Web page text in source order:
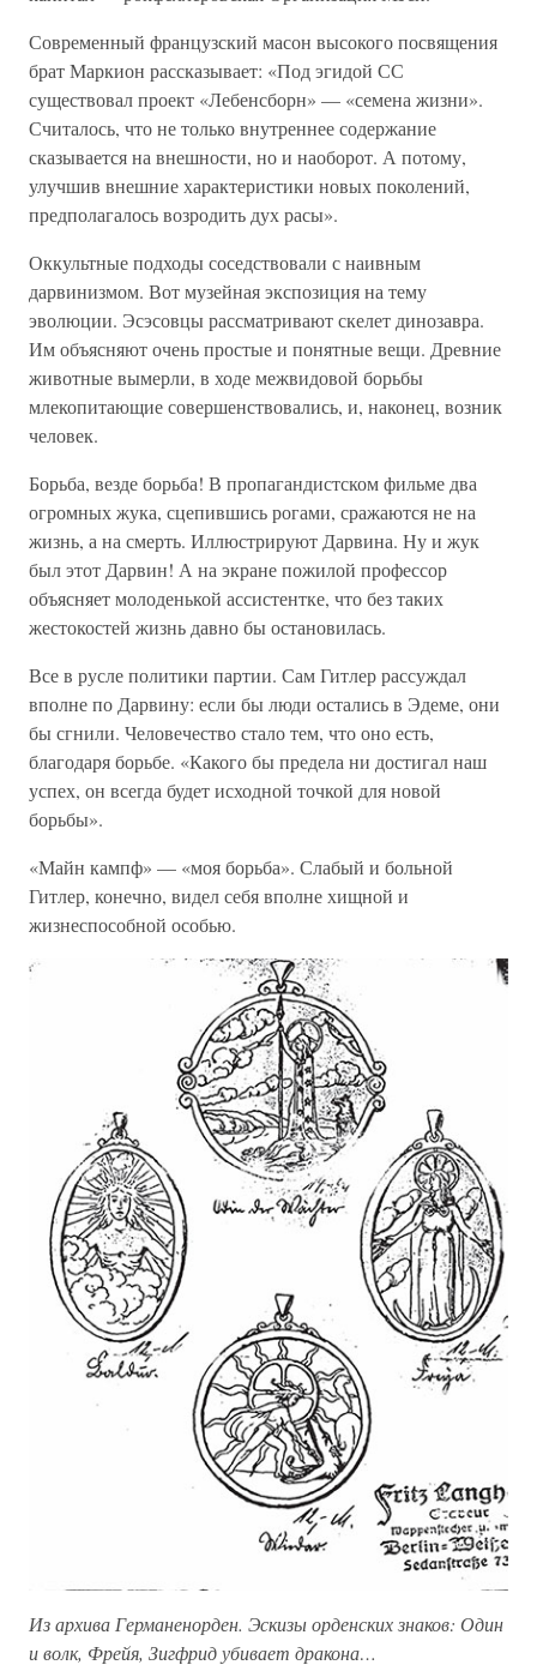
Современный французский масон высокого посвящения
брат Маркион рассказывает: «Под эгидой СС
существовал проект «Лебенсборн» — «семена жизни».
Считалось, что не только внутреннее содержание
сказывается на внешности, но и наоборот. А потому,
улучшив внешние характеристики новых поколений,
предполагалось возродить дух расы».
Оккультные подходы соседствовали с наивным
дарвинизмом. Вот музейная экспозиция на тему
эволюции. Эсэсовцы рассматривают скелет динозавра.
Им объясняют очень простые и понятные вещи. Древние
животные вымерли, в ходе межвидовой борьбы
млекопитающие совершенствовались, и, наконец, возник
человек.
Борьба, везде борьба! В пропагандистском фильме два
огромных жука, сцепившись рогами, сражаются не на
жизнь, а на смерть. Иллюстрируют Дарвина. Ну и жук
был этот Дарвин! А на экране пожилой профессор
объясняет молоденькой ассистентке, что без таких
жестокостей жизнь давно бы остановилась.
Все в русле политики партии. Сам Гитлер рассуждал
вполне по Дарвину: если бы люди остались в Эдеме, они
бы сгнили. Человечество стало тем, что оно есть,
благодаря борьбе. «Какого бы предела ни достигал наш
успех, он всегда будет исходной точкой для новой
борьбы».
«Майн кампф» — «моя борьба». Слабый и больной
Гитлер, конечно, видел себя вполне хищной и
жизнеспособной особью.
Из архива Германенорден. Эскизы орденских знаков: Один
и волк, Фрейя, Зигфрид убивает дракона…